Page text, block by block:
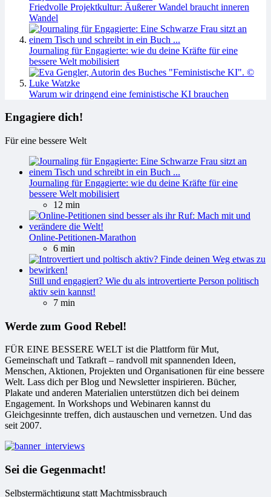
Friedvolle Projektkultur: Äußerer Wandel braucht inneren
Wandel
Journaling für Engagierte: wie du deine Kräfte für eine
bessere Welt mobilisiert
Warum wir dringend eine feministische KI brauchen
Engagiere dich!
Für eine bessere Welt
Journaling für Engagierte: wie du deine Kräfte für eine
bessere Welt mobilisiert
12 min
Online-Petitionen-Marathon
6 min
Still und engagiert? Wie du als introvertierte Person politisch
aktiv sein kannst!
7 min
Werde zum Good Rebel!
FÜR EINE BESSERE WELT ist die Plattform für Mut,
Gemeinschaft und Tatkraft – randvoll mit spannenden Ideen,
Menschen, Aktionen, Projekten und Organisationen für eine bessere
Welt. Lass dich per Blog und Newsletter inspirieren. Bücher,
Plakate und anderen Materialien unterstützen dich bei deinem
Engagement. In Workshops und Webinaren kannst du
Gleichgesinnte treffen, dich austauschen und vernetzen. Und das
seit 2007.
Sei die Gegenmacht!
Selbstermächtigung statt Machtmissbrauch